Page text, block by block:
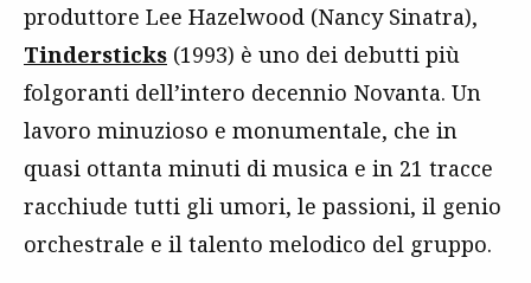
produttore Lee Hazelwood (Nancy Sinatra),
Tindersticks (1993) è uno dei debutti più
folgoranti dell’intero decennio Novanta. Un
lavoro minuzioso e monumentale, che in
quasi ottanta minuti di musica e in 21 tracce
racchiude tutti gli umori, le passioni, il genio
orchestrale e il talento melodico del gruppo.